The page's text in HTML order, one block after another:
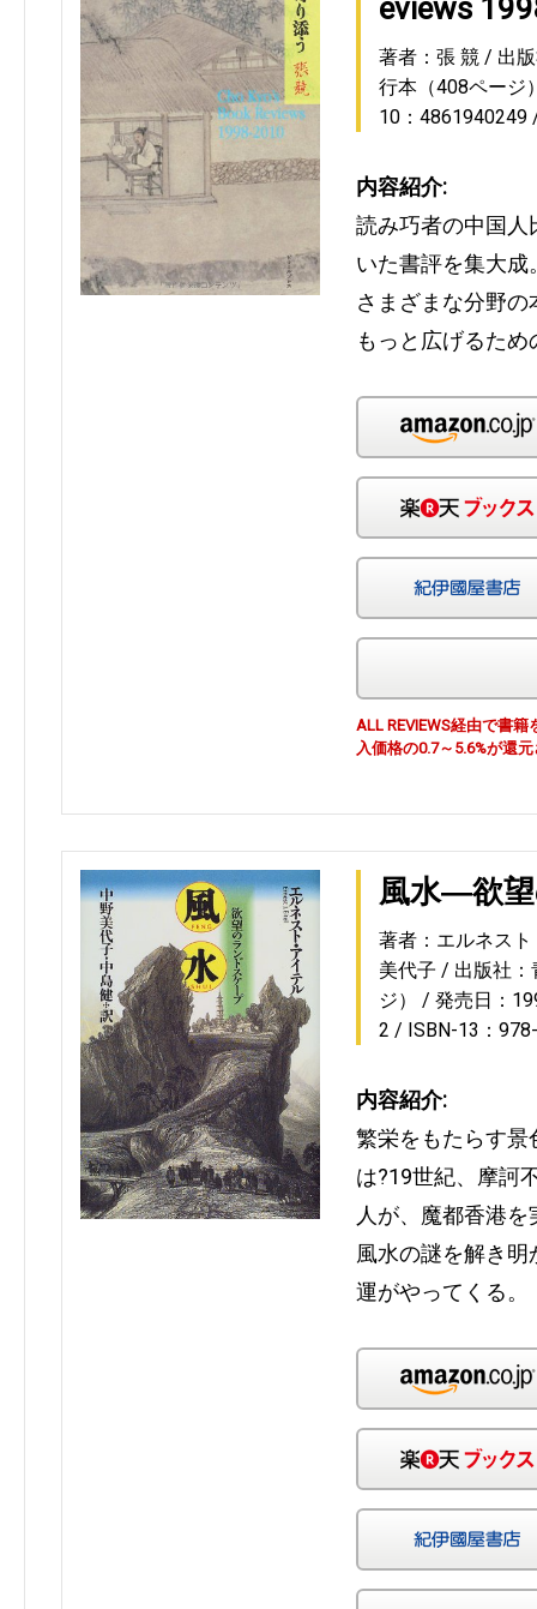
eviews
著者：張 競
出
行本（408ページ
10：4861940249
内容紹介:
読み巧者の中国人
いた書評を集大
さまざまな分野
もっと広げるた
ALL REVIEWS経由で書
入価格の0.7～5.6%が還
風水―欲
著者：エルネス
美代子
出版社：
ジ）
発売日：
2
ISBN-13：
内容紹介:
繁栄をもたらす景
は?19世紀、摩訶
人が、魔都香港
風水の謎を解き
運がやってくる。